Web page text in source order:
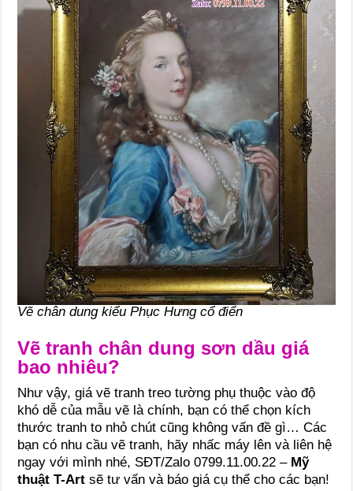
Vẽ chân dung kiểu Phục Hưng cổ điển
Vẽ tranh chân dung sơn dầu giá
bao nhiêu?
Như vậy, giá vẽ tranh treo tường phụ thuộc vào độ
khó dễ của mẫu vẽ là chính, bạn có thể chọn kích
thước tranh to nhỏ chút cũng không vấn đề gì… Các
bạn có nhu cầu vẽ tranh, hãy nhấc máy lên và liên hệ
ngay với mình nhé, SĐT/Zalo 0799.11.00.22 – Mỹ
thuật T-Art sẽ tư vấn và báo giá cụ thể cho các bạn!